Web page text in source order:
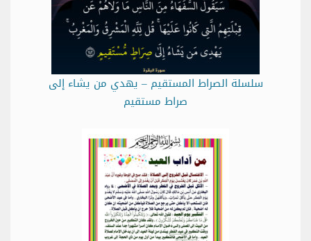
سلسلة الصراط المستقيم – يهدي من يشاء إلى
صراط مستقيم